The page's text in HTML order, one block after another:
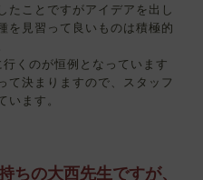
たことですがアイデアを出し
を見習って良いものは積極的
くのが恒例となっています
て決まりますので、スタッフ
います。
ちの大西先生ですが、